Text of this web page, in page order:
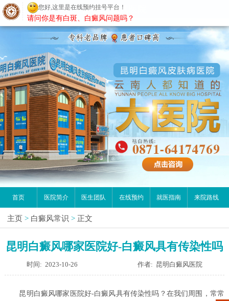
昆明白癜风医院
首页 医院简介 医生团队 在线预约 就医指南 来院路线
主页 > 白癜风常识 > 正文
昆明白癜风哪家医院好-白癜风具有传染性吗
时间: 2023-10-26 作者: 昆明白癜风医院
昆明白癜风哪家医院好-白癜风具有传染性吗？在我们周围，常常
您好,这里是在线预约挂号平台！
请问你是有白斑、白癜风问题吗？